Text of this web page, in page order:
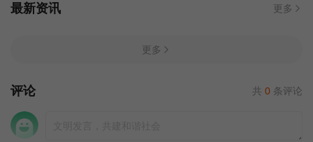
最新资讯 更多
更多
评论 共 0 条评论